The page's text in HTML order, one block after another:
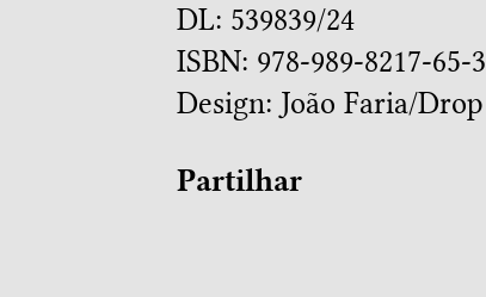
DL: 539839/24
ISBN: 978-989-8217-65-3
Design: João Faria/Drop
Partilhar